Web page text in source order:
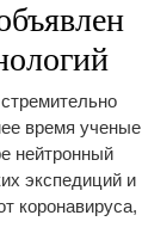
время ученые
нейтронный
экспедиций и
коронавируса,